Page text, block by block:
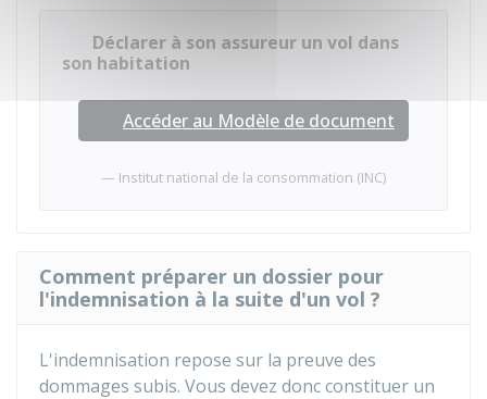
Déclarer à son assureur un vol dans
son habitation
Accéder au Modèle de document
Institut national de la consommation (INC)
Comment préparer un dossier pour
l'indemnisation à la suite d'un vol ?
L'indemnisation repose sur la preuve des
dommages subis. Vous devez donc constituer un